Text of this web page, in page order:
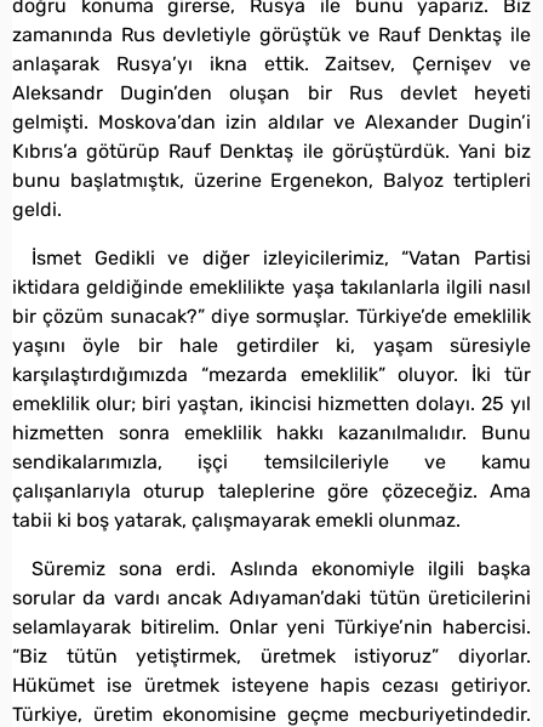
doğru konuma girerse, Rusya ile bunu yaparız. Biz
zamanında Rus devletiyle görüştük ve Rauf Denktaş ile
anlaşarak Rusya’yı ikna ettik. Zaitsev, Çernişev ve
Aleksandr Dugin’den oluşan bir Rus devlet heyeti
gelmişti. Moskova’dan izin aldılar ve Alexander Dugin’i
Kıbrıs’a götürüp Rauf Denktaş ile görüştürdük. Yani biz
bunu başlatmıştık, üzerine Ergenekon, Balyoz tertipleri
geldi.
İsmet Gedikli ve diğer izleyicilerimiz, “Vatan Partisi
iktidara geldiğinde emeklilikte yaşa takılanlarla ilgili nasıl
bir çözüm sunacak?” diye sormuşlar. Türkiye’de emeklilik
yaşını öyle bir hale getirdiler ki, yaşam süresiyle
karşılaştırdığımızda “mezarda emeklilik” oluyor. İki tür
emeklilik olur; biri yaştan, ikincisi hizmetten dolayı. 25 yıl
hizmetten sonra emeklilik hakkı kazanılmalıdır. Bunu
sendikalarımızla, işçi temsilcileriyle ve kamu
çalışanlarıyla oturup taleplerine göre çözeceğiz. Ama
tabii ki boş yatarak, çalışmayarak emekli olunmaz.
Süremiz sona erdi. Aslında ekonomiyle ilgili başka
sorular da vardı ancak Adıyaman’daki tütün üreticilerini
selamlayarak bitirelim. Onlar yeni Türkiye’nin habercisi.
“Biz tütün yetiştirmek, üretmek istiyoruz” diyorlar.
Hükümet ise üretmek isteyene hapis cezası getiriyor.
Türkiye, üretim ekonomisine geçme mecburiyetindedir.